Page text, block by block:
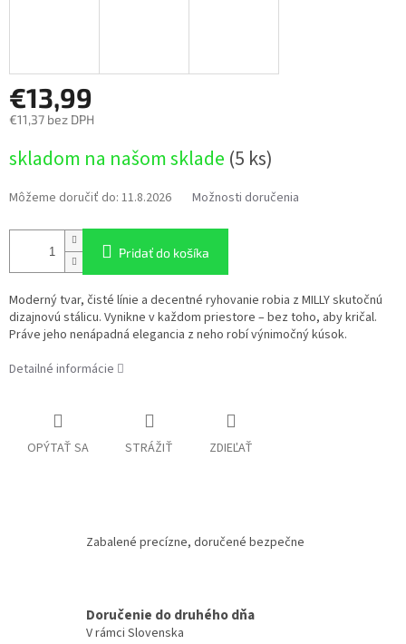
€13,99
€11,37 bez DPH
cena:
skladom na našom sklade (5 ks)
Môžeme doručiť do: 11.8.2026 Možnosti doručenia
Pridať do košíka
Moderný tvar, čisté línie a decentné ryhovanie robia z MILLY skutočnú
dizajnovú stálicu. Vynikne v každom priestore – bez toho, aby kričal.
Práve jeho nenápadná elegancia z neho robí výnimočný kúsok.
Detailné informácie
OPÝTAŤ SA STRÁŽIŤ ZDIEĽAŤ
Zabalené precízne, doručené bezpečne
Doručenie do druhého dňa
V rámci Slovenska